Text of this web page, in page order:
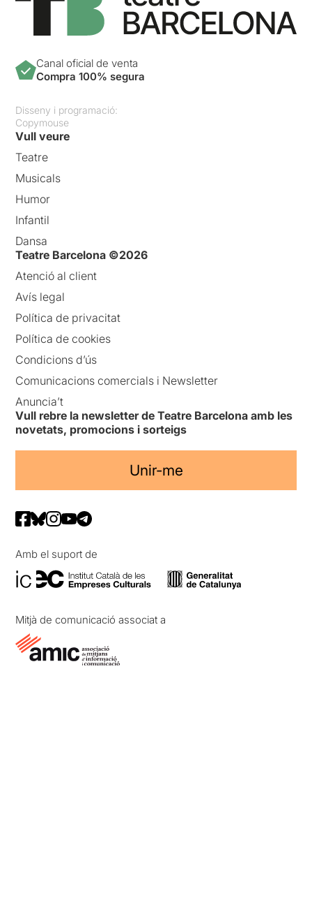
Canal oficial de venta
Compra 100% segura
Disseny i programació:
Copymouse
Vull veure
Teatre
Musicals
Humor
Infantil
Dansa
Teatre Barcelona ©2026
Atenció al client
Avís legal
Política de privacitat
Política de cookies
Condicions d’ús
Comunicacions comercials i Newsletter
Anuncia’t
Vull rebre la newsletter de Teatre Barcelona amb les
novetats, promocions i sorteigs
Unir-me
Amb el suport de
Mitjà de comunicació associat a